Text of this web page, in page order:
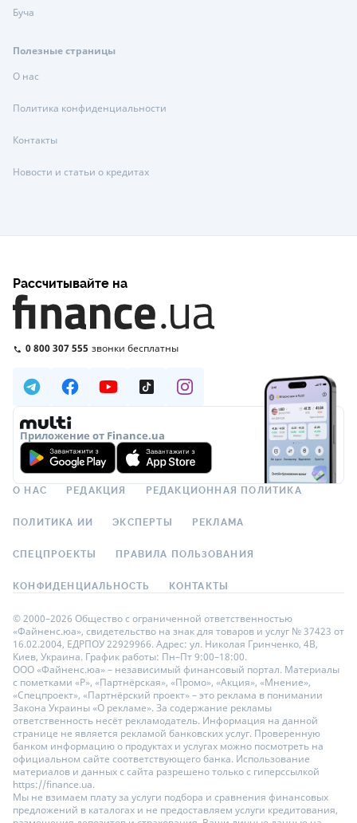
Буча
Полезные страницы
О нас
Политика конфиденциальности
Контакты
Новости и статьи о кредитах
Рассчитывайте на
0 800 307 555 звонки бесплатны
Приложение от Finance.ua
О НАС РЕДАКЦИЯ РЕДАКЦИОННАЯ ПОЛИТИКА
ПОЛИТИКА ИИ ЭКСПЕРТЫ РЕКЛАМА
СПЕЦПРОЕКТЫ ПРАВИЛА ПОЛЬЗОВАНИЯ
КОНФИДЕНЦИАЛЬНОСТЬ КОНТАКТЫ
© 2000–2026 Общество с ограниченной ответственностью
«Файненс.юа», свидетельство на знак для товаров и услуг № 37423 от
16.02.2004, ЕДРПОУ 22929966. Адрес: ул. Николая Гринченко, 4В,
Киев, Украина. График работы: Пн–Пт 9:00–18:00.
ООО «Файненс.юа» – независимый финансовый портал. Материалы
с пометками «Р», «Партнёрская», «Промо», «Акция», «Мнение»,
«Спецпроект», «Партнёрский проект» – это реклама в понимании
Закона Украины «О рекламе». За содержание рекламы
ответственность несёт рекламодатель. Информация на данной
странице не является рекламой банковских услуг. Проверенную
банком информацию о продуктах и услугах можно посмотреть на
официальном сайте соответствующего банка. Использование
материалов и данных с сайта разрешено только с гиперссылкой
https://finance.ua.
Мы не взимаем плату за услуги подбора и сравнения финансовых
предложений в каталогах и не предоставляем услуги кредитования,